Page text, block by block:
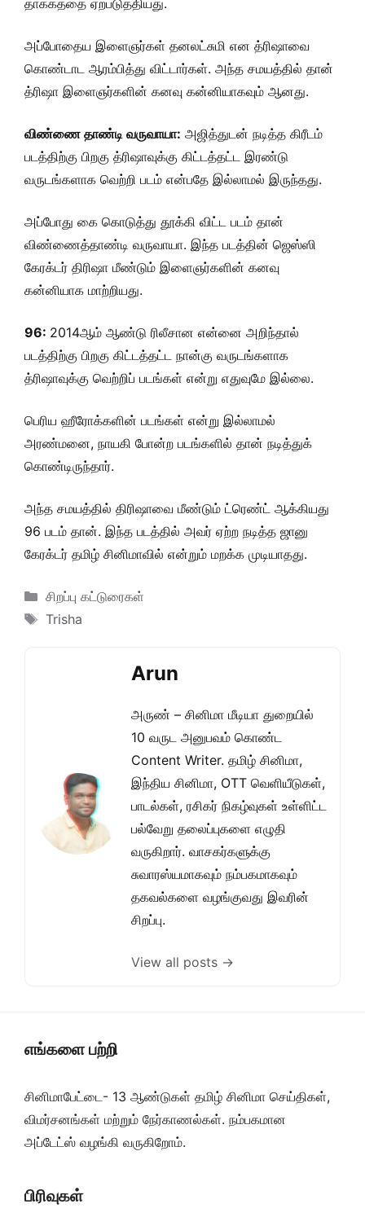
தாக்கத்தை ஏற்படுத்தியது.
அப்போதைய இளைஞர்கள் தனலட்சுமி என த்ரிஷாவை
கொண்டாட ஆரம்பித்து விட்டார்கள். அந்த சமயத்தில் தான்
த்ரிஷா இளைஞர்களின் கனவு கன்னியாகவும் ஆனது.
விண்ணை தாண்டி வருவாயா: அஜித்துடன் நடித்த கிரீடம்
படத்திற்கு பிறகு த்ரிஷாவுக்கு கிட்டத்தட்ட இரண்டு
வருடங்களாக வெற்றி படம் என்பதே இல்லாமல் இருந்தது.
அப்போது கை கொடுத்து தூக்கி விட்ட படம் தான்
விண்ணைத்தாண்டி வருவாயா. இந்த படத்தின் ஜெஸ்ஸி
கேரக்டர் திரிஷா மீண்டும் இளைஞர்களின் கனவு
கன்னியாக மாற்றியது.
96: 2014ஆம் ஆண்டு ரிலீசான என்னை அறிந்தால்
படத்திற்கு பிறகு கிட்டத்தட்ட நான்கு வருடங்களாக
த்ரிஷாவுக்கு வெற்றிப் படங்கள் என்று எதுவுமே இல்லை.
பெரிய ஹீரோக்களின் படங்கள் என்று இல்லாமல்
அரண்மனை, நாயகி போன்ற படங்களில் தான் நடித்துக்
கொண்டிருந்தார்.
அந்த சமயத்தில் திரிஷாவை மீண்டும் ட்ரெண்ட் ஆக்கியது
96 படம் தான். இந்த படத்தில் அவர் ஏற்ற நடித்த ஜானு
கேரக்டர் தமிழ் சினிமாவில் என்றும் மறக்க முடியாதது.
Categories
சிறப்பு கட்டுரைகள்
Tags
Trisha
Arun
அருண் – சினிமா மீடியா துறையில்
10 வருட அனுபவம் கொண்ட
Content Writer. தமிழ் சினிமா,
இந்திய சினிமா, OTT வெளியீடுகள்,
பாடல்கள், ரசிகர் நிகழ்வுகள் உள்ளிட்ட
பல்வேறு தலைப்புகளை எழுதி
வருகிறார். வாசகர்களுக்கு
சுவாரஸ்யமாகவும் நம்பகமாகவும்
தகவல்களை வழங்குவது இவரின்
சிறப்பு.
View all posts →
எங்களை பற்றி
சினிமாபேட்டை- 13 ஆண்டுகள் தமிழ் சினிமா செய்திகள்,
விமர்சனங்கள் மற்றும் நேர்காணல்கள். நம்பகமான
அப்டேட்ஸ் வழங்கி வருகிறோம்.
பிரிவுகள்